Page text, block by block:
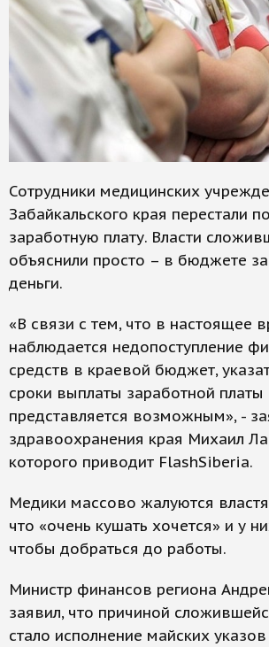
Сотрудники медицинских
Забайкальского края перестали
заработную плату. Власти
объяснили просто – в бюджете
деньги.
«В связи с тем, что в настоящее
наблюдается недопоступление
средств в краевой бюджет,
сроки выплаты заработной платы
представляется возможным», -
здравоохранения края Михаил
которого приводит FlashSiberia.
Медики массово жалуются
что «очень кушать хочется» и у
чтобы добраться до работы.
Министр финансов региона
заявил, что причиной
стало исполнение майских